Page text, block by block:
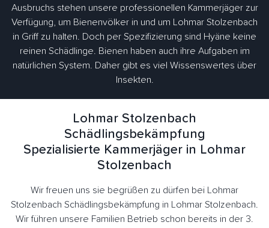
Ausbruchs stehen unsere professionellen Kammerjäger zur
Verfügung, um Bienenvölker in und um Lohmar Stolzenbach
in Griff zu halten. Doch per Spezifizierung sind Hyäne keine
reinen Schädlinge. Bienen haben auch ihre Aufgaben im
natürlichen System. Daher gibt es viel Wissenswertes über
Insekten.
Lohmar Stolzenbach
Schädlingsbekämpfung
Spezialisierte Kammerjäger in Lohmar
Stolzenbach
Wir freuen uns sie begrüßen zu dürfen bei Lohmar
Stolzenbach Schädlingsbekämpfung in Lohmar Stolzenbach.
Wir führen unsere Familien Betrieb schon bereits in der 3.